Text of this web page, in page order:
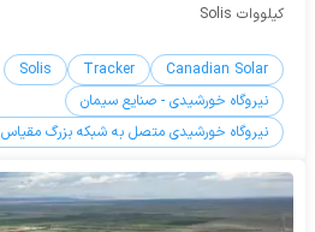
کیلووات Solis
Canadian Solar
Tracker
Solis
نیروگاه خورشیدی - صنایع سیمان
نیروگاه خورشیدی متصل به شبکه بزرگ مقیاس